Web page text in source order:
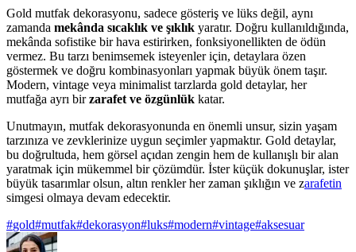
Gold mutfak dekorasyonu, sadece gösteriş ve lüks değil, aynı
zamanda mekânda sıcaklık ve şıklık yaratır. Doğru kullanıldığında,
mekânda sofistike bir hava estirirken, fonksiyonellikten de ödün
vermez. Bu tarzı benimsemek isteyenler için, detaylara özen
göstermek ve doğru kombinasyonları yapmak büyük önem taşır.
Modern, vintage veya minimalist tarzlarda gold detaylar, her
mutfağa ayrı birzarafet ve özgünlük katar.
Unutmayın, mutfak dekorasyonunda en önemli unsur, sizin yaşam
tarzınıza ve zevklerinize uygun seçimler yapmaktır. Gold detaylar,
bu doğrultuda, hem görsel açıdan zengin hem de kullanışlı bir alan
yaratmak için mükemmel bir çözümdür. İster küçük dokunuşlar, ister
büyük tasarımlar olsun, altın renkler her zaman şıklığın ve zarafetin
simgesi olmaya devam edecektir.
#gold#mutfak#dekorasyon#luks#modern#vintage#aksesuar